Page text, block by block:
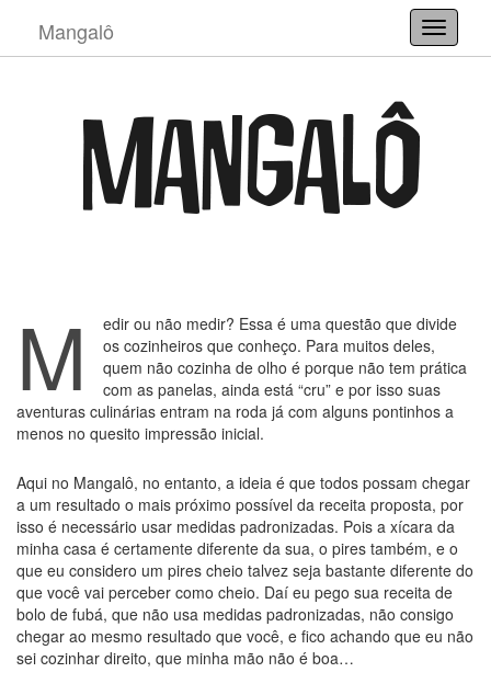
Mangalô
M
edir ou não medir? Essa é uma questão que divide
os cozinheiros que conheço. Para muitos deles,
quem não cozinha de olho é porque não tem prática
com as panelas, ainda está “cru” e por isso suas
aventuras culinárias entram na roda já com alguns pontinhos a
menos no quesito impressão inicial.
Aqui no Mangalô, no entanto, a ideia é que todos possam chegar
a um resultado o mais próximo possível da receita proposta, por
isso é necessário usar medidas padronizadas. Pois a xícara da
minha casa é certamente diferente da sua, o pires também, e o
que eu considero um pires cheio talvez seja bastante diferente do
que você vai perceber como cheio. Daí eu pego sua receita de
bolo de fubá, que não usa medidas padronizadas, não consigo
chegar ao mesmo resultado que você, e fico achando que eu não
sei cozinhar direito, que minha mão não é boa…